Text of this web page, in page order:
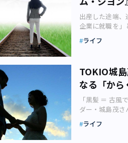
本は、160cm弱
ッチンのひと
面が細い通路
のの、そこ以
光景にしばらく
と、どこか申
その全てにき
は、うず高く積
ではないかと
だから、自分
は限られてい
代ファンの評
者やファン、
なっているよ
「自分もあん
の声がSNS上
ットもあれば
すぐに別れそ
なかった」と
ということ。
してどのくら
と、どんどん
んと自身の給
いいのだろう
す。 「地獄の
ふたりは1Kの
ます。亮太さ
ず、うつのよ
１Kのアパート
す。結局、亮
しかし、同棲
が思った以上に
居場所と思える
上でかなり重
まりいないか
です。 しかし
ん制作） 週1
い人がいても
続きすると思
きない人は不
それぞれ得手
なりつらいも
くると思うので
その思いを応援
しい男性です
リをはじめ、
タイプの人。周
イン。はじめか
次のデートま
ーティーも気
たが、プロフ
みたら楽しい
をきっかけに
付き合いを始め
出産した途端
企業に就職を
きくわけて東
に分かれまし
ン』（画像：
が当たり前」と
でした。 産後
の話では、就
人数」は大きな
ライフ
TOKIO城
なる「から
「黒髪 ＝ 古
ダー・城島茂
グラビアタレ
の結婚は、その
ライフ